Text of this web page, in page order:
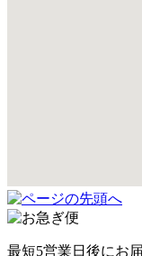
最短5営業日後にお